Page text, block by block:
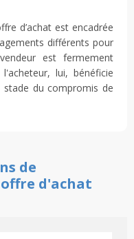
d’achat est encadrée
différents pour
est fermement
lui, bénéficie
du compromis de
de
d'achat